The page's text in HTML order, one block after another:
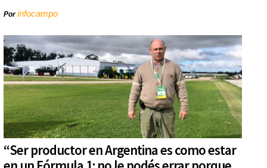
Porinfocampo
“Ser productor en Argentina es como estar